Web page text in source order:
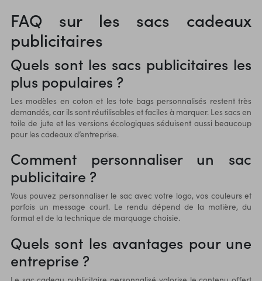
FAQ sur les sacs cadeaux
publicitaires
Quels sont les sacs publicitaires les
plus populaires ?
Les modèles en coton et les tote bags personnalisés restent très
demandés, car ils sont réutilisables et faciles à marquer. Les sacs en
toile de jute et les versions écologiques séduisent aussi beaucoup
pour les cadeaux d’entreprise.
Comment personnaliser un sac
publicitaire ?
Vous pouvez personnaliser le sac avec votre logo, vos couleurs et
parfois un message court. Le rendu dépend de la matière, du
format et de la technique de marquage choisie.
Quels sont les avantages pour une
entreprise ?